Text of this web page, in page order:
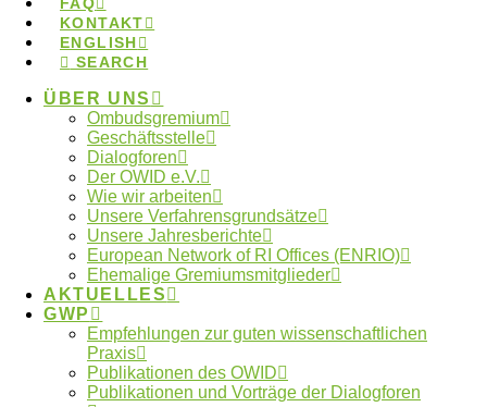
KONTAKT
ENGLISH
SEARCH
ÜBER UNS
Ombudsgremium
Geschäftsstelle
Dialogforen
Der OWID e.V.
Wie wir arbeiten
Unsere Verfahrensgrundsätze
Unsere Jahresberichte
European Network of RI Offices (ENRIO)
Ehemalige Gremiumsmitglieder
AKTUELLES
GWP
Empfehlungen zur guten wissenschaftlichen
Praxis
Publikationen des OWID
Publikationen und Vorträge der Dialogforen
Forschungsethik gute Betreuung
Künstliche Intelligenz
Ombudsgremium
Ombudsverfahren
Ombudswesen
Publikationspraxis Verlage Vertraulichkeit
Whistleblower
Neueste Artikel
Beitrag im Laborjournal zur Fehlerkultur in der
Wissenschaft
Anmeldung digitaler Workshoptag 2026